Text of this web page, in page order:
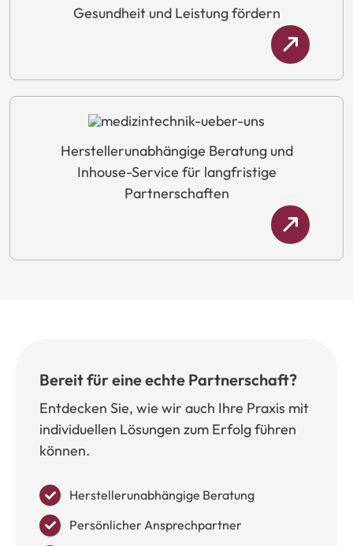
Gesundheit und Leistungfördern
Herstellerunabhängige Beratung und
Inhouse-Service für langfristige
Partnerschaften
Bereit für eine echte Partnerschaft?
Entdecken Sie, wie wir auch Ihre Praxis mit
individuellen Lösungen zum Erfolg führen
können.
Herstellerunabhängige Beratung
Persönlicher Ansprechpartner